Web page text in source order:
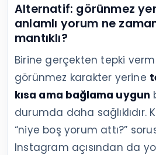
Alternatif: görünmez
anlamlı yorum ne
mantıklı?
Birine gerçekten tepki
görünmez karakter yerine
kısa ama bağlama uygun
durumda daha sağlıklıdır.
“niye boş yorum attı?”
Instagram açısından da